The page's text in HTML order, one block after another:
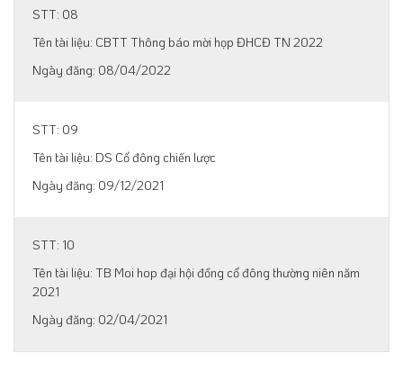
08
CBTT Thông báo mời họp ĐHCĐ TN 2022
08/04/2022
09
DS Cổ đông chiến lược
09/12/2021
10
TB Moi hop đại hội đồng cổ đông thường niên năm
2021
02/04/2021